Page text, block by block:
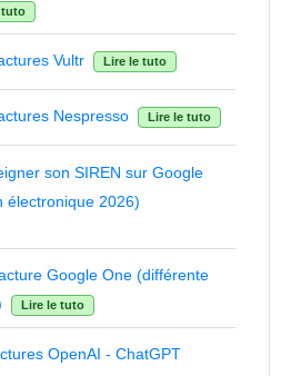
tuto
Vultr Lire le tuto
Nespresso Lire le tuto
son SIREN sur Google
électronique 2026)
Google One (différente
Lire le tuto
OpenAI - ChatGPT